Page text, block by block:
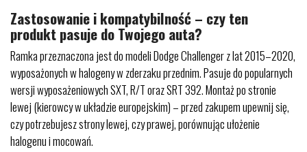
Zastosowanie i kompatybilność – czy ten
produkt pasuje do Twojego auta?
Ramka przeznaczona jest do modeli Dodge Challenger z lat 2015–2020,
wyposażonych w halogeny w zderzaku przednim. Pasuje do popularnych
wersji wyposażeniowych SXT, R/T oraz SRT 392. Montaż po stronie
lewej (kierowcy w układzie europejskim) – przed zakupem upewnij się,
czy potrzebujesz strony lewej, czy prawej, porównując ułożenie
halogenu i mocowań.